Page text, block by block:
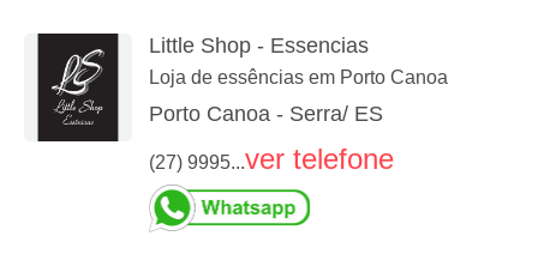
Little Shop - Essencias
Loja de essências em Porto Canoa
Porto Canoa - Serra/ ES
(27) 9995...ver telefone